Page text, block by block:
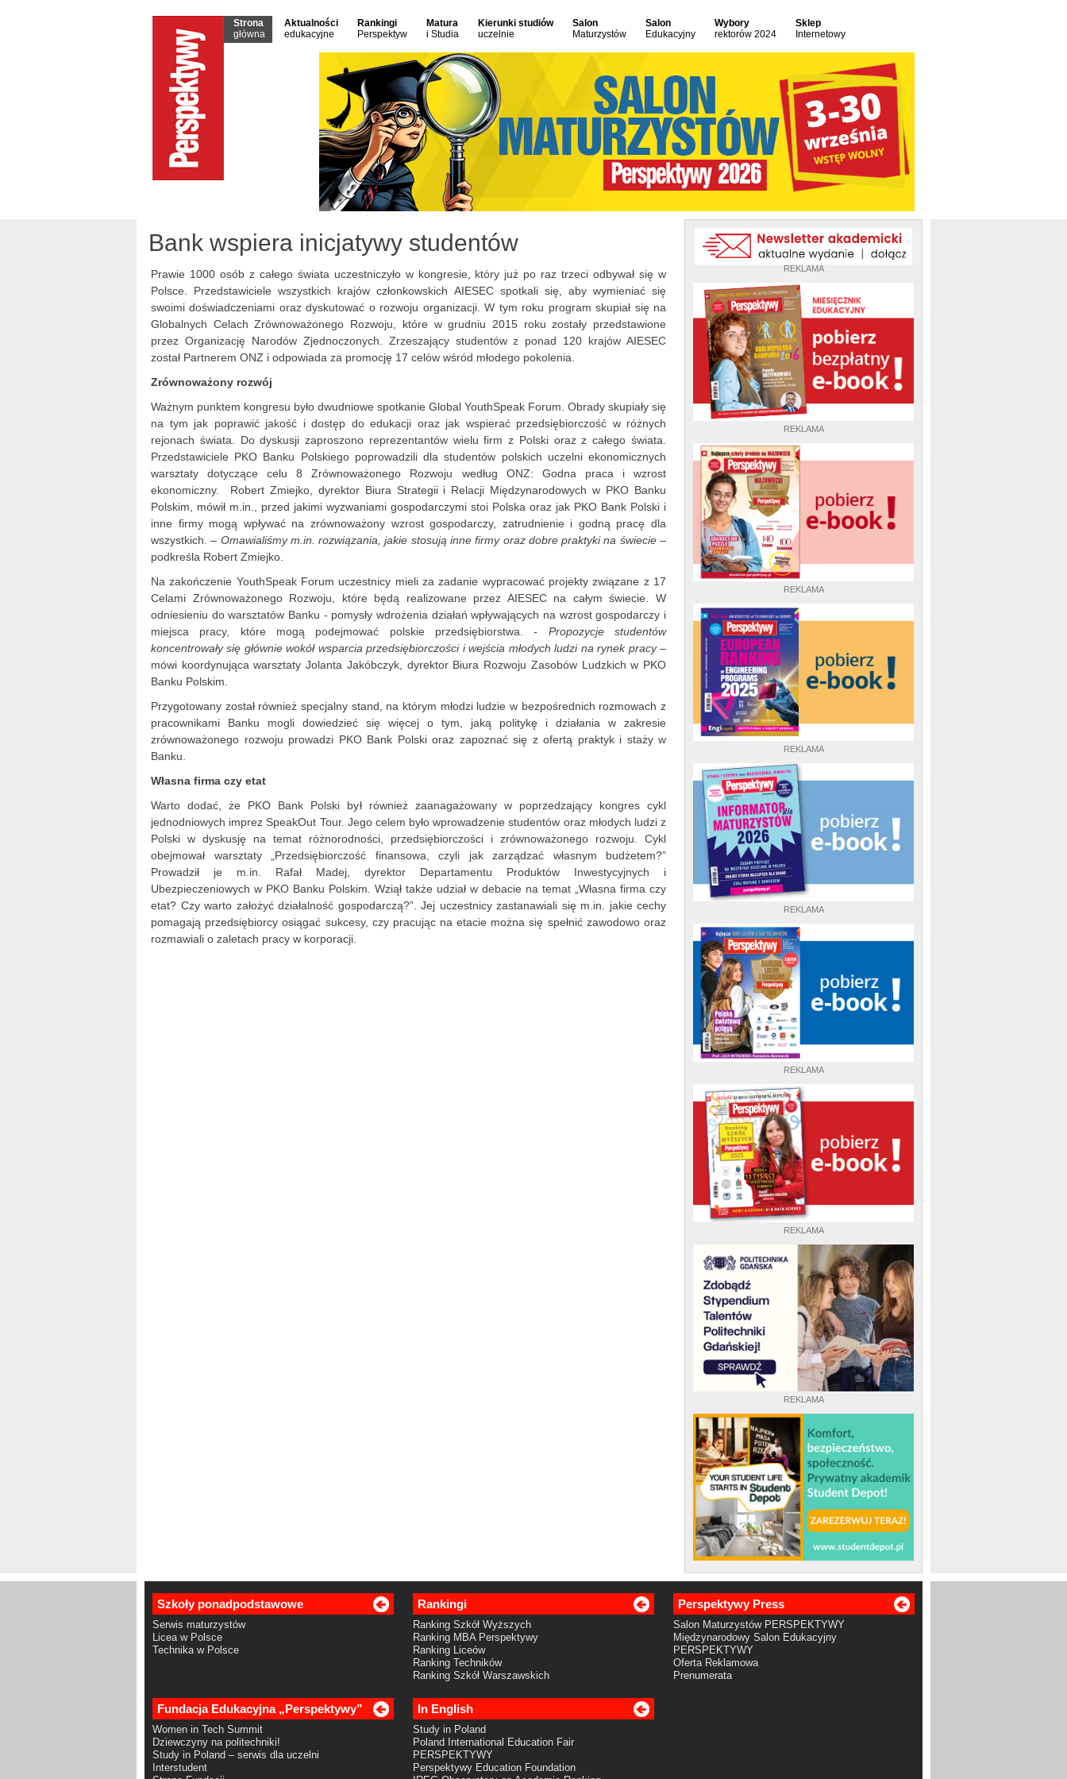
Strona
główna
Aktualności
edukacyjne
Rankingi
Perspektyw
Matura
i Studia
Kierunki studiów
uczelnie
Salon
Maturzystów
Salon
Edukacyjny
Wybory
rektorów 2024
Sklep
Internetowy
REKLAMA
REKLAMA
REKLAMA
REKLAMA
REKLAMA
REKLAMA
REKLAMA
REKLAMA
Bank wspiera inicjatywy studentów
Prawie 1000 osób z całego świata uczestniczyło w kongresie, który już po raz trzeci odbywał się w
Polsce. Przedstawiciele wszystkich krajów członkowskich AIESEC spotkali się, aby wymieniać się
swoimi doświadczeniami oraz dyskutować o rozwoju organizacji. W tym roku program skupiał się na
Globalnych Celach Zrównoważonego Rozwoju, które w grudniu 2015 roku zostały przedstawione
przez Organizację Narodów Zjednoczonych. Zrzeszający studentów z ponad 120 krajów AIESEC
został Partnerem ONZ i odpowiada za promocję 17 celów wśród młodego pokolenia.
Zrównoważony rozwój
Ważnym punktem kongresu było dwudniowe spotkanie Global YouthSpeak Forum. Obrady skupiały się
na tym jak poprawić jakość i dostęp do edukacji oraz jak wspierać przedsiębiorczość w różnych
rejonach świata. Do dyskusji zaproszono reprezentantów wielu firm z Polski oraz z całego świata.
Przedstawiciele PKO Banku Polskiego poprowadzili dla studentów polskich uczelni ekonomicznych
warsztaty dotyczące celu 8 Zrównoważonego Rozwoju według ONZ: Godna praca i wzrost
ekonomiczny. Robert Zmiejko, dyrektor Biura Strategii i Relacji Międzynarodowych w PKO Banku
Polskim, mówił m.in., przed jakimi wyzwaniami gospodarczymi stoi Polska oraz jak PKO Bank Polski i
inne firmy mogą wpływać na zrównoważony wzrost gospodarczy, zatrudnienie i godną pracę dla
wszystkich. – Omawialiśmy m.in. rozwiązania, jakie stosują inne firmy oraz dobre praktyki na świecie –
podkreśla Robert Zmiejko.
Na zakończenie YouthSpeak Forum uczestnicy mieli za zadanie wypracować projekty związane z 17
Celami Zrównoważonego Rozwoju, które będą realizowane przez AIESEC na całym świecie. W
odniesieniu do warsztatów Banku - pomysły wdrożenia działań wpływających na wzrost gospodarczy i
miejsca pracy, które mogą podejmować polskie przedsiębiorstwa.- Propozycje studentów
koncentrowały się głównie wokół wsparcia przedsiębiorczości i wejścia młodych ludzi na rynek pracy –
mówi koordynująca warsztaty Jolanta Jakóbczyk, dyrektor Biura Rozwoju Zasobów Ludzkich w PKO
Banku Polskim.
Przygotowany został również specjalny stand, na którym młodzi ludzie w bezpośrednich rozmowach z
pracownikami Banku mogli dowiedzieć się więcej o tym, jaką politykę i działania w zakresie
zrównoważonego rozwoju prowadzi PKO Bank Polski oraz zapoznać się z ofertą praktyk i staży w
Banku.
Własna firma czy etat
Warto dodać, że PKO Bank Polski był również zaanagażowany w poprzedzający kongres cykl
jednodniowych imprez SpeakOut Tour. Jego celem było wprowadzenie studentów oraz młodych ludzi z
Polski w dyskusję na temat różnorodności, przedsiębiorczości i zrównoważonego rozwoju. Cykl
obejmował warsztaty „Przedsiębiorczość finansowa, czyli jak zarządzać własnym budżetem?”
Prowadził je m.in. Rafał Madej, dyrektor Departamentu Produktów Inwestycyjnych i
Ubezpieczeniowych w PKO Banku Polskim. Wziął także udział w debacie na temat „Własna firma czy
etat? Czy warto założyć działalność gospodarczą?”. Jej uczestnicy zastanawiali się m.in. jakie cechy
pomagają przedsiębiorcy osiągać sukcesy, czy pracując na etacie można się spełnić zawodowo oraz
rozmawiali o zaletach pracy w korporacji.
Szkoły ponadpodstawowe
Serwis maturzystów
Licea w Polsce
Technika w Polsce
Rankingi
Ranking Szkół Wyższych
Ranking MBA Perspektywy
Ranking Liceów
Ranking Techników
Ranking Szkół Warszawskich
Perspektywy Press
Salon Maturzystów PERSPEKTYWY
Międzynarodowy Salon Edukacyjny
PERSPEKTYWY
Oferta Reklamowa
Prenumerata
Fundacja Edukacyjna „Perspektywy”
Women in Tech Summit
Dziewczyny na politechniki!
Study in Poland – serwis dla uczelni
Interstudent
In English
Study in Poland
Poland International Education Fair
PERSPEKTYWY
Perspektywy Education Foundation